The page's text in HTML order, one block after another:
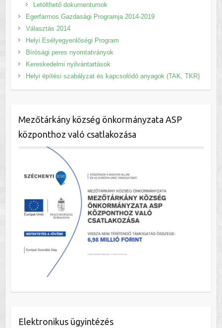
Letölthető dokumentumok
Egerfarmos Gazdasági Programja 2014-2019
Választás 2014
Helyi Esélyegyenlőségi Program
Bírósági peres nyomtatványok
Kereskedelmi nyilvántartások
Helyi építési szabályzat és kapcsolódó anyagok (TAK, TKR)
Mezőtárkány község önkormányzata ASP
központhoz való csatlakozása
Elektronikus ügyintézés